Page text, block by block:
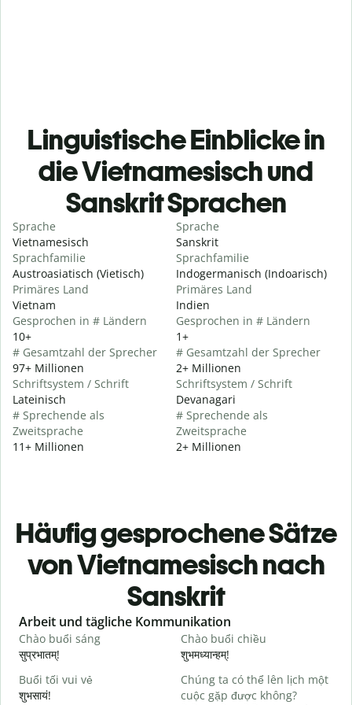
Linguistische Einblicke in
die Vietnamesisch und
Sanskrit Sprachen
Sprache
Vietnamesisch
Sprachfamilie
Austroasiatisch (Vietisch)
Primäres Land
Vietnam
Gesprochen in # Ländern
10+
# Gesamtzahl der Sprecher
97+ Millionen
Schriftsystem / Schrift
Lateinisch
# Sprechende als
Zweitsprache
11+ Millionen
Sprache
Sanskrit
Sprachfamilie
Indogermanisch (Indoarisch)
Primäres Land
Indien
Gesprochen in # Ländern
1+
# Gesamtzahl der Sprecher
2+ Millionen
Schriftsystem / Schrift
Devanagari
# Sprechende als
Zweitsprache
2+ Millionen
Häufig gesprochene Sätze
von Vietnamesisch nach
Sanskrit
Slide 1 of 6
Arbeit und tägliche Kommunikation
Chào buổi sáng
सुप्रभातम्!
Chào buổi chiều
शुभमध्यान्हम्!
Buổi tối vui vẻ
शुभसायं!
Chúng ta có thể lên lịch một
cuộc gặp được không?